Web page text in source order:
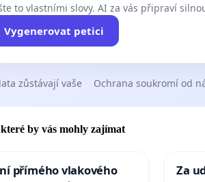
to vlastními slovy. AI za vás připraví
Vygenerovat petici
zůstávají vaše Ochrana soukromí od
by vás mohly zajímat
přímého vlakového
Za